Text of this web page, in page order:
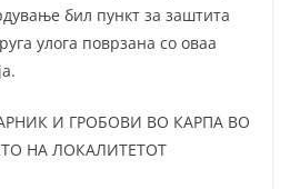
бил пункт за заштита
улога поврзана со оваа
И ГРОБОВИ ВО КАРПА ВО
НА ЛОКАЛИТЕТОТ